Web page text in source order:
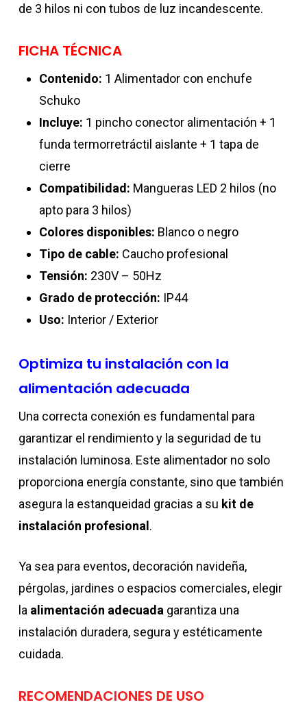
de 3 hilos ni con tubos de luz incandescente.
FICHA TÉCNICA
Contenido: 1 Alimentador con enchufe
Schuko
Incluye: 1 pincho conector alimentación + 1
funda termorretráctil aislante + 1 tapa de
cierre
Compatibilidad: Mangueras LED 2 hilos (no
apto para 3 hilos)
Colores disponibles: Blanco o negro
Tipo de cable: Caucho profesional
Tensión: 230V – 50Hz
Grado de protección: IP44
Uso: Interior / Exterior
Optimiza tu instalación con la
alimentación adecuada
Una correcta conexión es fundamental para
garantizar el rendimiento y la seguridad de tu
instalación luminosa. Este alimentador no solo
proporciona energía constante, sino que también
asegura la estanqueidad gracias a su kit de
instalación profesional.
Ya sea para eventos, decoración navideña,
pérgolas, jardines o espacios comerciales, elegir
la alimentación adecuada garantiza una
instalación duradera, segura y estéticamente
cuidada.
RECOMENDACIONES DE USO